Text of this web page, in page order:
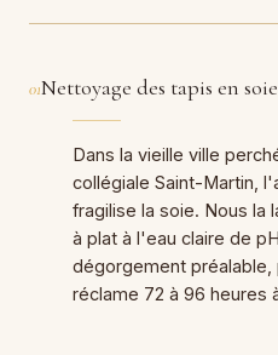
01Nettoyage des tapis en soie
Dans la vieille ville
collégiale Saint-Martin,
fragilise la soie. Nous la
à plat à l'eau claire de
dégorgement préalable,
réclame 72 à 96 heures